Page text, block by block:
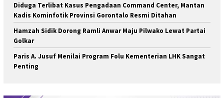
Diduga Terlibat Kasus Pengadaan Command Center, Mantan
Kadis Kominfotik Provinsi Gorontalo Resmi Ditahan
Hamzah Sidik Dorong Ramli Anwar Maju Pilwako Lewat Partai
Golkar
Paris A. Jusuf Menilai Program Folu Kementerian LHK Sangat
Penting